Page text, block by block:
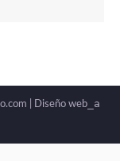
| Diseño web _a